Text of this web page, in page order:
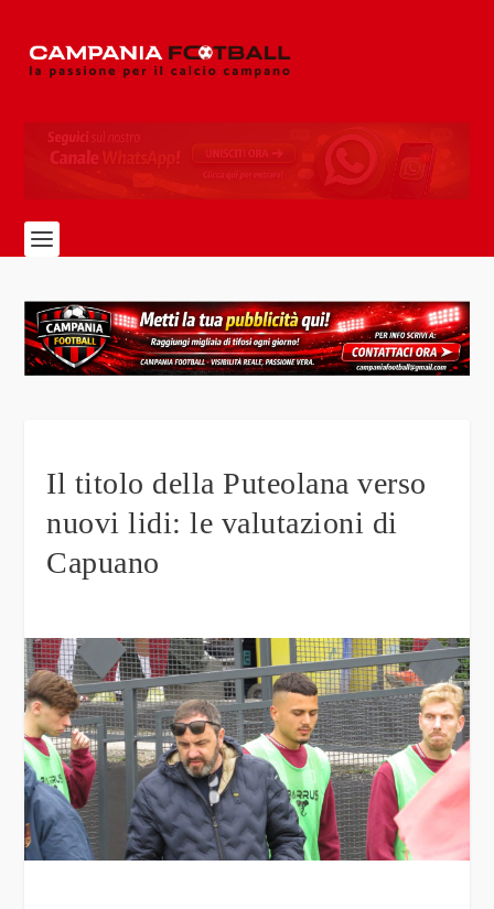
Il titolo della Puteolana verso
nuovi lidi: le valutazioni di
Capuano